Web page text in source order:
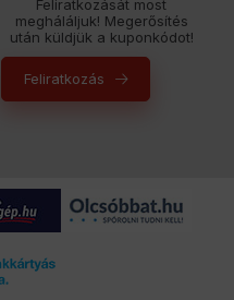
Feliratkozását most
megháláljuk! Megerősítés
után küldjük a kuponkódot!
Feliratkozás